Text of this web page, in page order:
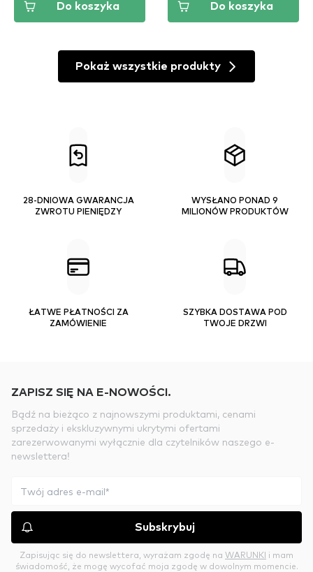
Do koszyka Do koszyka
Pokaż wszystkie produkty
28-DNIOWA GWARANCJA
ZWROTU PIENIĘDZY
WYSŁANO PONAD 9
MILIONÓW PRODUKTÓW
ŁATWE PŁATNOŚCI ZA
ZAMÓWIENIE
SZYBKA DOSTAWA POD
TWOJE DRZWI
ZAPISZ SIĘ NA E-NOWOŚCI.
Bądź na bieżąco z najnowszymi produktami, cenami
sprzedaży i ekskluzywnymi ukrytymi ofertami
zarezerwowanymi wyłącznie dla czytelników naszego e-
newslettera!
Subskrybuj
Zapisując się do newslettera, wyrażam zgodę na WARUNKI i mam
świadomość, że mogę wycofać moja zgodę w dowolnym momencie.